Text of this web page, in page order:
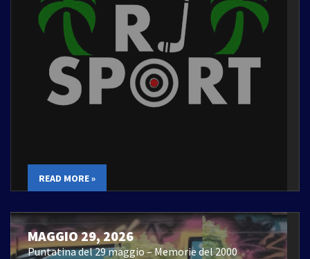
READ MORE »
MAGGIO 29, 2026
Puntatina del 29 maggio – Memorie del 2000